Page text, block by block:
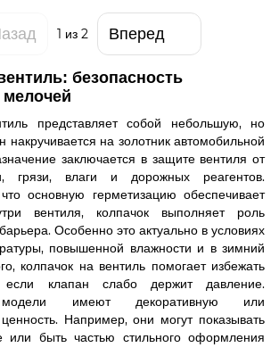
1 из 2 Вперед
безопасность
мелочей
представляет собой небольшую, но
накручивается на золотник автомобильной
заключается в защите вентиля от
грязи, влаги и дорожных реагентов.
основную герметизацию обеспечивает
вентиля, колпачок выполняет роль
Особенно это актуально в условиях
повышенной влажности и в зимний
колпачок на вентиль помогает избежать
если клапан слабо держит давление.
имеют декоративную или
Например, они могут показывать
быть частью стильного оформления